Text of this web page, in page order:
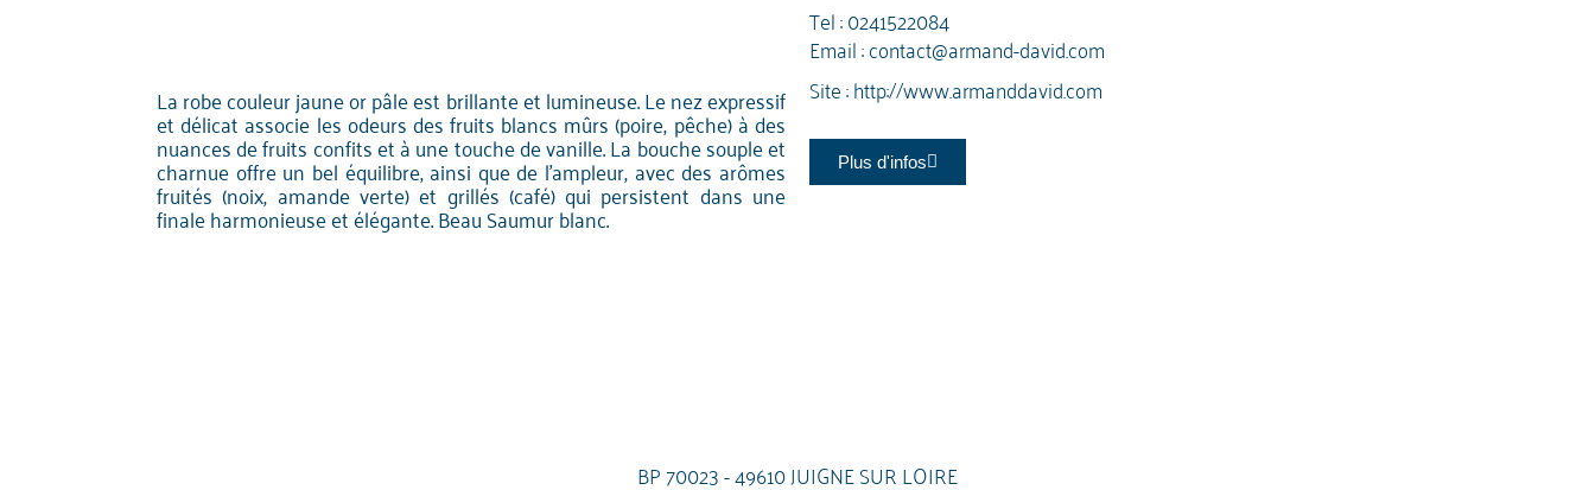
La robe couleur jaune or pâle est brillante et lumineuse. Le nez expressif
et délicat associe les odeurs des fruits blancs mûrs (poire, pêche) à des
nuances de fruits confits et à une touche de vanille. La bouche souple et
charnue offre un bel équilibre, ainsi que de l'ampleur, avec des arômes
fruités (noix, amande verte) et grillés (café) qui persistent dans une
finale harmonieuse et élégante. Beau Saumur blanc.
Tel :0241522084
Email :contact@armand-david.com
Site :http://www.armanddavid.com
Plus d'infos
BP 70023 - 49610 JUIGNE SUR LOIRE